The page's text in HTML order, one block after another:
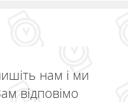
нам і ми
відповімо